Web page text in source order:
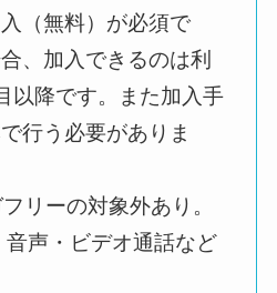
（無料）が必須で
、加入できるのは利
以降です。また加入手
行う必要がありま
リーの対象外あり。
声・ビデオ通話など